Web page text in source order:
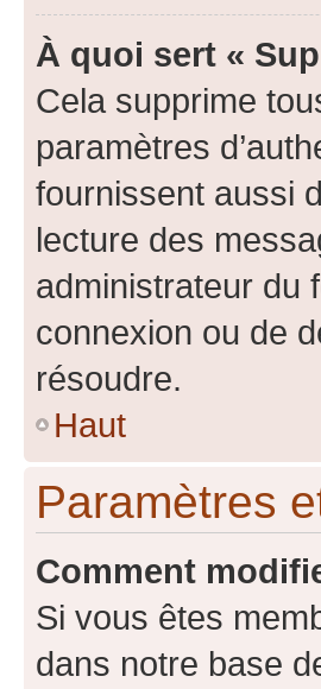
À quoi sert «
Cela supprime
paramètres
fournissent aussi
lecture des
administrateur du
connexion ou de
résoudre.
Haut
Paramètres
Comment
Si vous êtes
dans notre base